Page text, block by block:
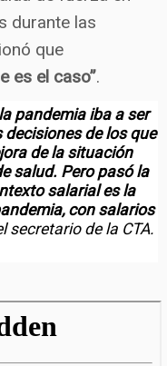
durante las
que
es el caso”.
pandemia iba a ser
de los que
de la situación
salud. Pero pasó la
salarial es la
con salarios
secretario de la CTA.